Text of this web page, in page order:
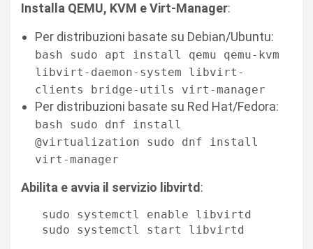
Installa QEMU, KVM e Virt-Manager:
Per distribuzioni basate su Debian/Ubuntu:
bash sudo apt install qemu qemu-kvm
libvirt-daemon-system libvirt-
clients bridge-utils virt-manager
Per distribuzioni basate su Red Hat/Fedora:
bash sudo dnf install
@virtualization sudo dnf install
virt-manager
Abilita e avvia il servizio libvirtd:
   sudo systemctl enable libvirtd
   sudo systemctl start libvirtd